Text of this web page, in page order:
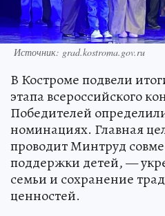
Источник: grad.kostroma.gov.ru
В Костроме подвели
этапа всероссийского
Победителей
номинациях. Главная
проводит Минтруд
поддержки детей, —
семьи и сохранение
ценностей.